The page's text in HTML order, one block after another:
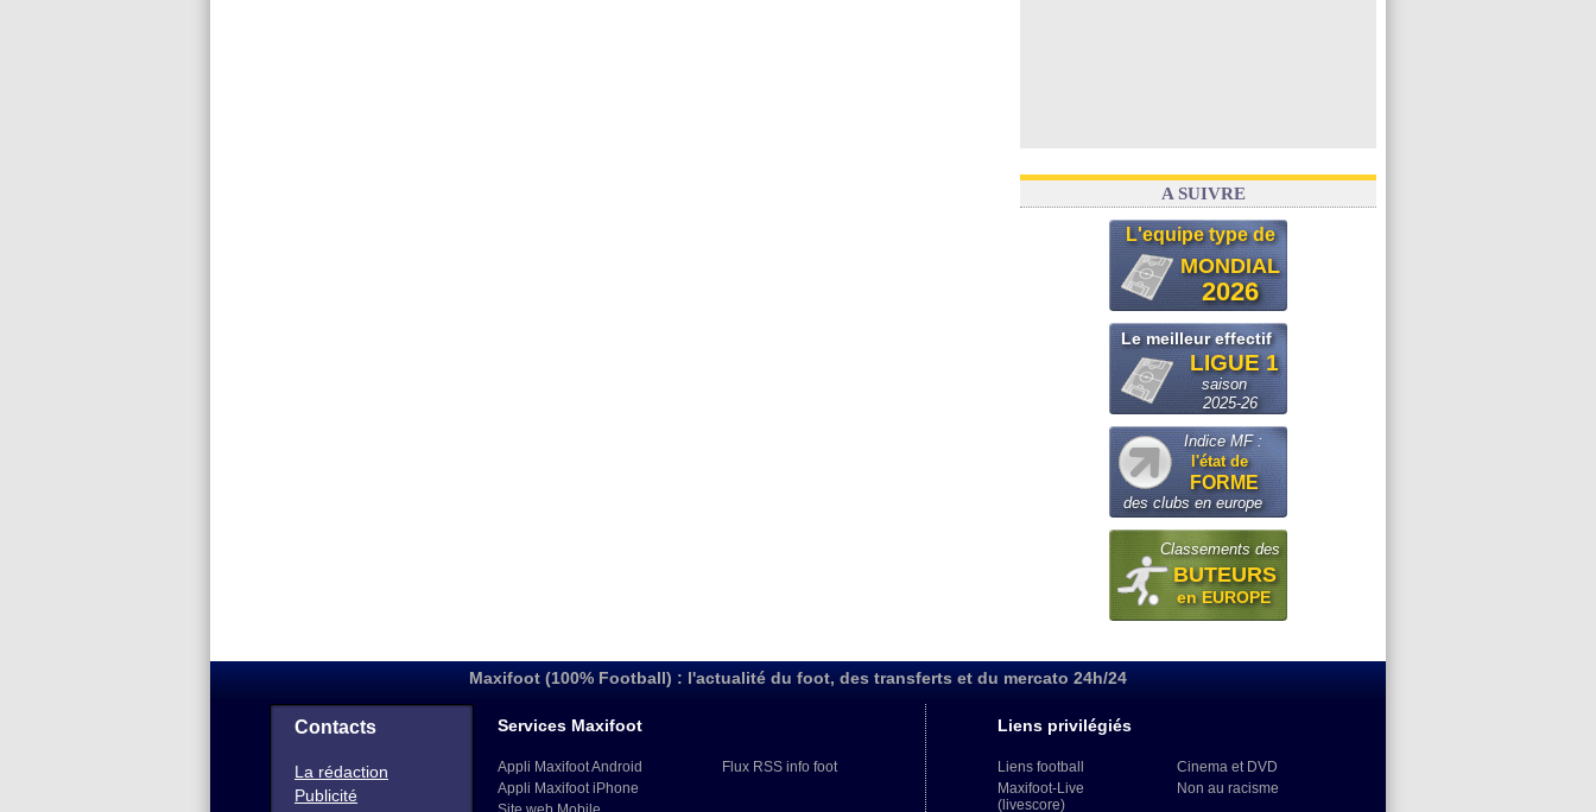
A SUIVRE
L'equipe type de
MONDIAL
2026
Le meilleur effectif
LIGUE 1
saison
2025-26
Indice MF :
l'état de
FORME
des clubs en europe
Classements des
BUTEURS
en EUROPE
Maxifoot (100% Football) : l'actualité du foot, des transferts et du mercato 24h/24
Contacts
La rédaction
Publicité
Services Maxifoot
Appli Maxifoot Android
Appli Maxifoot iPhone
Flux RSS info foot
Liens privilégiés
Liens football
Maxifoot-Live
(livescore)
Cinema et DVD
Non au racisme